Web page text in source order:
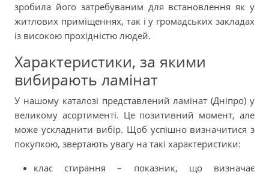
зробила його затребуваним для встановлення як у
житлових приміщеннях, так і у громадських закладах
із високою прохідністю людей.
Характеристики, за якими
вибирають ламінат
У нашому каталозі представлений ламінат (Дніпро) у
великому асортименті. Це позитивний момент, але
може ускладнити вибір. Щоб успішно визначитися з
покупкою, звертають увагу на такі характеристики:
клас стирання – показник, що визначає